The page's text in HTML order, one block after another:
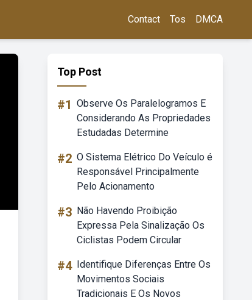
Contact Tos DMCA
Top Post
#1 Observe Os Paralelogramos E
Considerando As Propriedades
Estudadas Determine
#2 O Sistema Elétrico Do Veículo é
Responsável Principalmente
Pelo Acionamento
#3 Não Havendo Proibição
Expressa Pela Sinalização Os
Ciclistas Podem Circular
#4 Identifique Diferenças Entre Os
Movimentos Sociais
Tradicionais E Os Novos